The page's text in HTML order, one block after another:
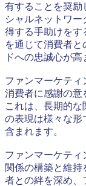
有することを奨励
シャルネットワ
得する手助けをす
を通じて消費者
ドへの忠誠心が高
ファンマーケティ
消費者に感謝の意
これは、長期的
の表現は様々な形
含まれます。
ファンマーケティ
関係の構築と維
者との絆を深め、